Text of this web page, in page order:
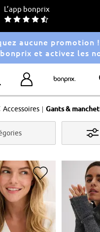
L’app bonprix
aucune promotion
et activez les
Accessoires | Gants &